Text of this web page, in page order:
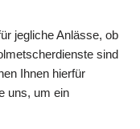
jegliche Anlässe, ob
sind
Ihnen hierfür
uns, um ein